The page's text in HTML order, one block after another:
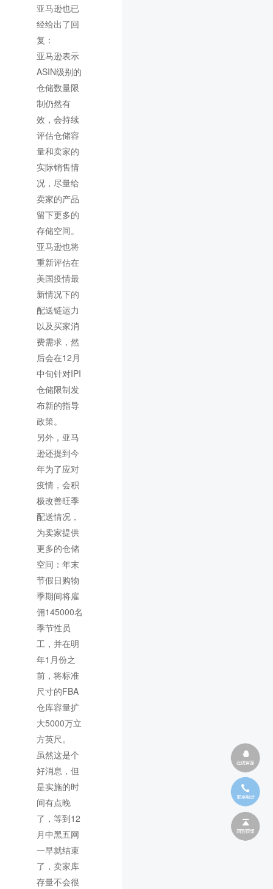
亚马逊也已
经给出了回
复：
亚马逊表示
ASIN级别的
仓储数量限
制仍然有
效，会持续
评估仓储容
量和卖家的
实际销售情
况，尽量给
卖家的产品
留下更多的
存储空间。
亚马逊也将
重新评估在
美国疫情最
新情况下的
配送链运力
以及买家消
费需求，然
后会在12月
中旬针对IPI
仓储限制发
布新的指导
政策。
另外，亚马
逊还提到今
年为了应对
疫情，会积
极改善旺季
配送情况，
为卖家提供
更多的仓储
空间：年末
节假日购物
季期间将雇
佣145000名
季节性员
工，并在明
年1月份之
前，将标准
尺寸的FBA
仓库容量扩
大5000万立
方英尺。
虽然这是个
好消息，但
是实施的时
间有点晚
了，等到12
月中黑五网
一早就结束
了，卖家库
存量不会很